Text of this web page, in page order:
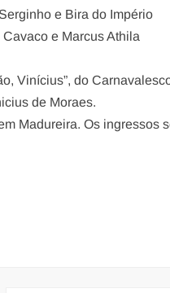
e Bira do Império
e Marcus Athila
Vinícius”, do
de Moraes.
Madureira. Os ingressos